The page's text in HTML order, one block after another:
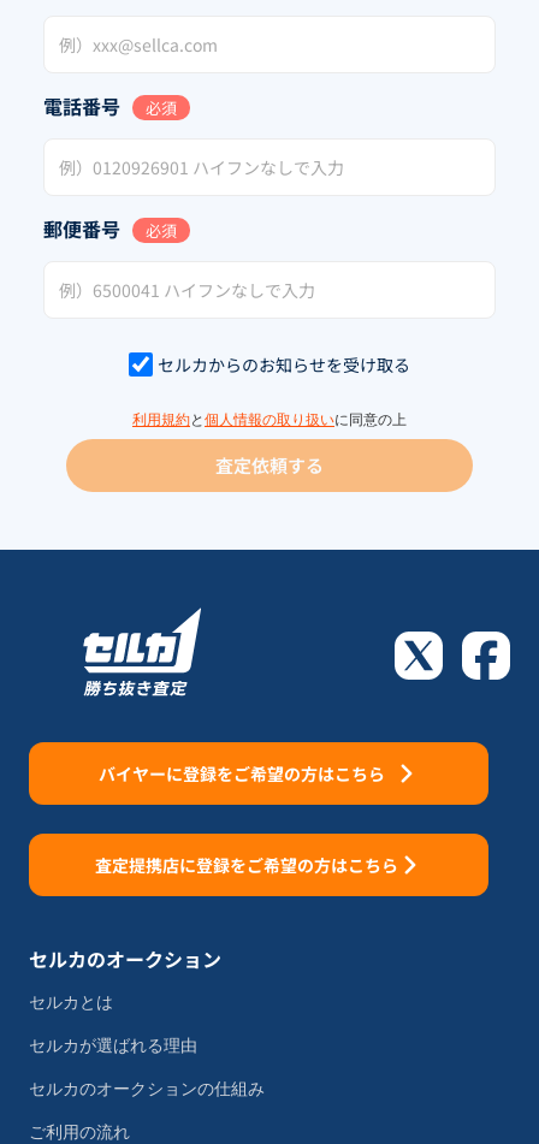
電話番号 必須
郵便番号 必須
セルカからのお知らせを受け取る
利用規約と 個人情報の取り扱いに同意の上
査定依頼する
バイヤーに登録をご希望の方はこちら
査定提携店に登録をご希望の方はこちら
セルカのオークション
セルカとは
セルカが選ばれる理由
セルカのオークションの仕組み
ご利用の流れ